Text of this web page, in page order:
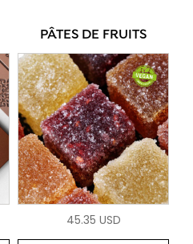
PÂTES DE FRUITS
45.35 USD